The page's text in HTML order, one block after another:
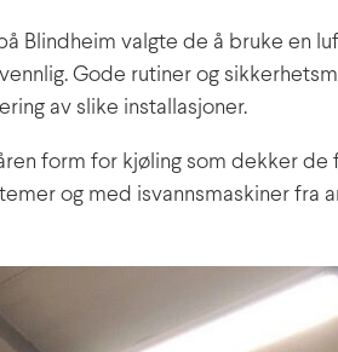
Blindheim valgte de å bruke en
Gode rutiner og
av slike installasjoner.
form for kjøling som dekker
og med isvannsmaskiner